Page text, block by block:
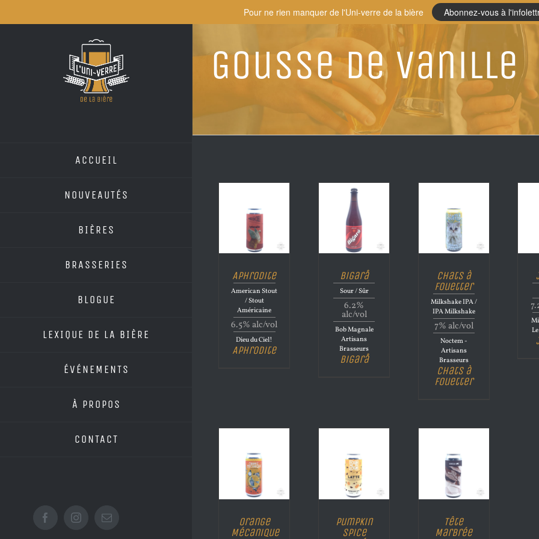
to
ACCUEIL
NOUVEAUTÉS
BIÈRES
BRASSERIES
BLOGUE
LEXIQUE DE LA BIÈRE
ÉVÉNEMENTS
À PROPOS
CONTACT
FacebookInstagramEmail
Gousse de vanille
Aphrodite
American Stout
/ Stout
Américaine
6.5% alc/vol
Dieu du Ciel!
Aphrodite
Bigarå
Sour / Sûr
6.2%
alc/vol
Bob Magnale
Artisans
Brasseurs
Bigarå
Chats à
Fouetter
Milkshake IPA /
IPA Milkshake
7% alc/vol
Noctem -
Artisans
Brasseurs
Chats à
Fouetter
Orange
Mécanique
Pumpkin
Spice
Tête
Marbrée
Pour ne rien manquer de l'Uni-verre de la bière Abonnez-vous à